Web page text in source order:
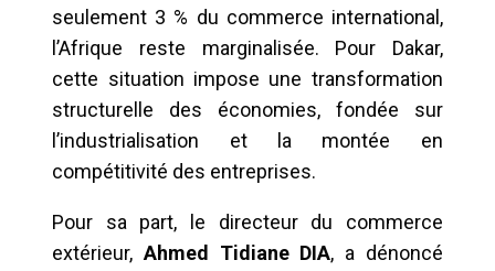
seulement 3 % du commerce international,
l’Afrique reste marginalisée. Pour Dakar,
cette situation impose une transformation
structurelle des économies, fondée sur
l’industrialisation et la montée en
compétitivité des entreprises.
Pour sa part, le directeur du commerce
extérieur,Ahmed Tidiane DIA, a dénoncé